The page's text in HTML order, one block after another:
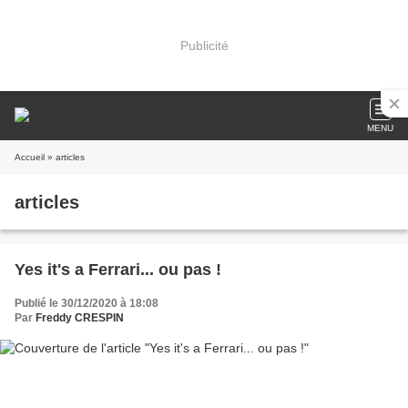
Publicité
MENU
Accueil » articles
articles
Yes it's a Ferrari... ou pas !
Publié le 30/12/2020 à 18:08
Par Freddy CRESPIN